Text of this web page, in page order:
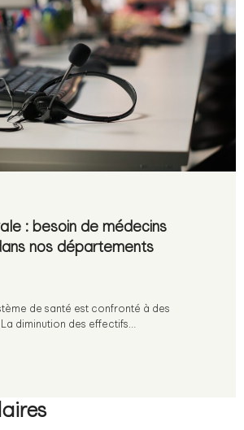
: besoin de médecins
nos départements
de santé est confronté à des
diminution des effectifs…